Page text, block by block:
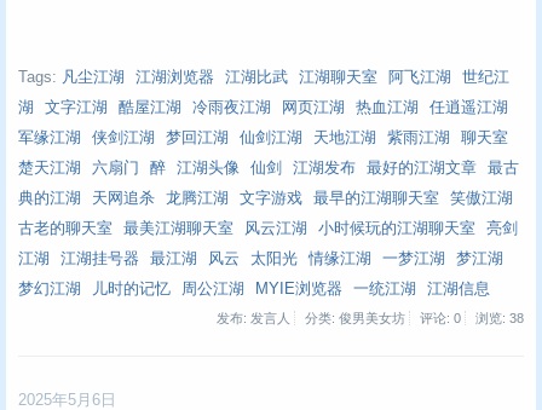
Tags: 凡尘江湖 江湖浏览器 江湖比武 江湖聊天室 阿飞江湖
世纪江
湖
文字江湖 酷屋江湖 冷雨夜江湖 网页江湖 热血江湖
任逍遥江湖
军缘江湖
侠剑江湖 梦回江湖 仙剑江湖 天地江湖 紫雨江湖
聊天室
楚天江湖
六扇门 醉 江湖头像 仙剑 江湖发布 最好的江湖文章
最古
典的江湖
天网追杀 龙腾江湖 文字游戏 最早的江湖聊天室
笑傲江湖
古老的聊天室
最美江湖聊天室 风云江湖 小时候玩的江湖聊天室
亮剑
江湖
江湖挂号器 最江湖 风云 太阳光 情缘江湖 一梦江湖
梦江湖
梦幻江湖
儿时的记忆 周公江湖 MYIE浏览器 一统江湖 江湖信息
发布: 发言人 分类: 俊男美女坊 评论: 0 浏览: 38
2025年5月6日